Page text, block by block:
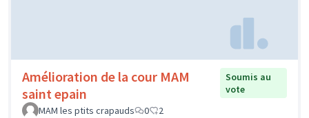
Amélioration de la cour MAM
saint epain
Soumis au
vote
MAM les ptits crapauds
0 2